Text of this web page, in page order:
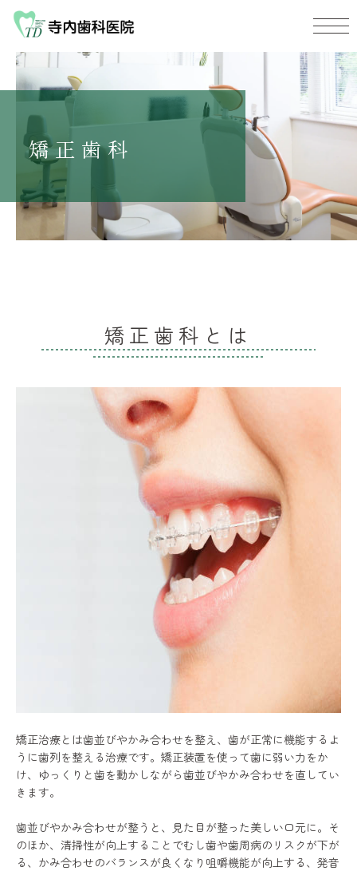
矯正歯科
矯正歯科とは
矯正治療とは歯並びやかみ合わせを整え、歯が正常に機能するよ
うに歯列を整える治療です。矯正装置を使って歯に弱い力をか
け、ゆっくりと歯を動かしながら歯並びやかみ合わせを直してい
きます。
歯並びやかみ合わせが整うと、見た目が整った美しい口元に。そ
のほか、清掃性が向上することでむし歯や歯周病のリスクが下が
る、かみ合わせのバランスが良くなり咀嚼機能が向上する、発音